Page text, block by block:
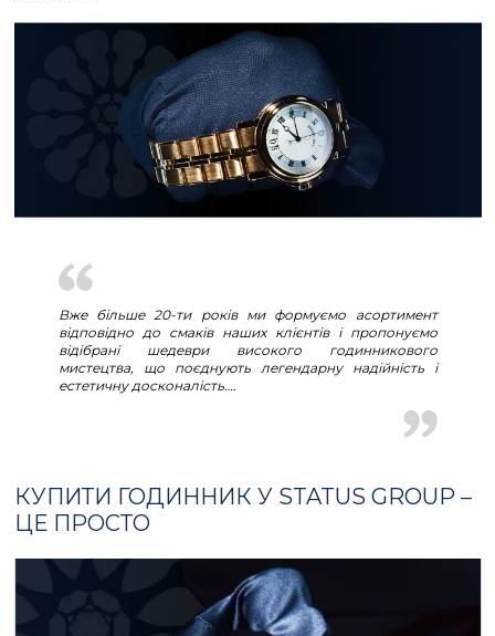
Вже більше 20-ти років ми формуємо асортимент
відповідно до смаків наших клієнтів і пропонуємо
відібрані шедеври високого годинникового
мистецтва, що поєднують легендарну надійність і
естетичну досконалість….
КУПИТИ ГОДИННИК У STATUS GROUP –
ЦЕ ПРОСТО